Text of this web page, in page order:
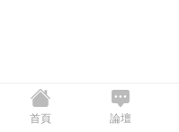
首頁 論壇